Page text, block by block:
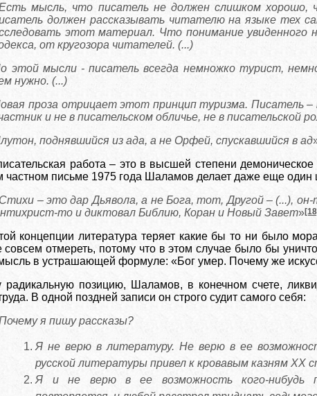
мысль, что писатель не должен слишком хорошо,
должен рассказывать читателю на языке тех
этот материал. Что понимание увиденного
от кругозора читателей. (...)
этой мысли - писатель всегда немножко турист,
нужно. (...)
проза отрицает этот принцип туризма. Писатель
и не в писательском обличье, не в писательской
поднявшийся из ада, а не Орфей, спускавшийся в ад
работа – это в высшей степени
частном письме 1975 года Шаламов делает даже еще один
Стихи – это дар Дьявола, а не Бога, тот, Другой – (...),
то и диктовал Библию, Коран и Новый Завет»
концепции литература теряет какие бы то ни было
отмереть, потому что в этом случае было бы
в устрашающей формуле: «Бог умер. Почему же
радикальную позицию, Шаламов, в конечном счете,
В одной поздней записи он строго судит самого себя:
я пишу рассказы?
Я не верю в литературу. Не верю в ее
русской литературы привел к кровавым казням XX
Я и не верю в ее возможность кого-нибудь